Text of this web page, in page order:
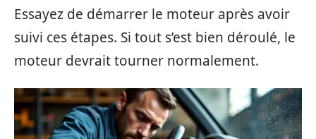
Essayez de démarrer le moteur après avoir
suivi ces étapes. Si tout s’est bien déroulé, le
moteur devrait tourner normalement.